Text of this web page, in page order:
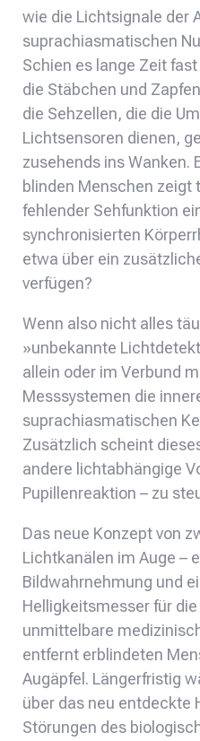
wie die Lichtsignale der
suprachiasmatischen
Schien es lange Zeit
die Stäbchen und
die Sehzellen, die die
Lichtsensoren dienen,
zusehends ins Wanken.
blinden Menschen
fehlender Sehfunktion
synchronisierten
etwa über ein
verfügen?
Wenn also nicht alles
»unbekannte
allein oder im Verbund
Messsystemen die
suprachiasmatischen
Zusätzlich scheint
andere lichtabhängige
Pupillenreaktion – zu
Das neue Konzept von
Lichtkanälen im Auge –
Bildwahrnehmung und
Helligkeitsmesser für
unmittelbare
entfernt erblindeten
Augäpfel. Längerfristig
über das neu entdeckte
Störungen des